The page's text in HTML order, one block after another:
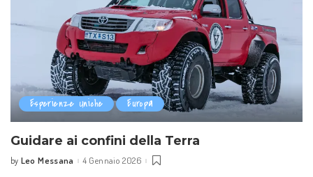
Esperienze Uniche Europa
Guidare ai confini della Terra
Posted
by Leo Messana 4 Gennaio 2026